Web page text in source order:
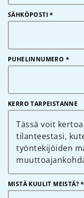
SÄHKÖPOSTI *
PUHELINNUMERO *
KERRO TARPEISTANNE
MISTÄ KUULIT MEISTÄ? *